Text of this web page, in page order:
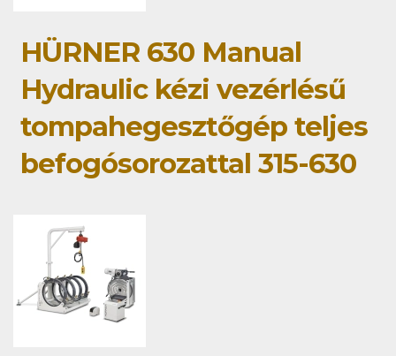
HÜRNER 630 Manual
Hydraulic kézi vezérlésű
tompahegesztőgép teljes
befogósorozattal 315-630